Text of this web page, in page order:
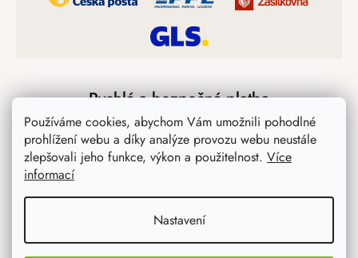
Používáme cookies, abychom Vám umožnili pohodlné
prohlížení webu a díky analýze provozu webu neustále
zlepšovali jeho funkce, výkon a použitelnost. Více
informací
Nastavení
Rychlá a bezpečná platba